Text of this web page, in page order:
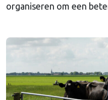
organiseren om een